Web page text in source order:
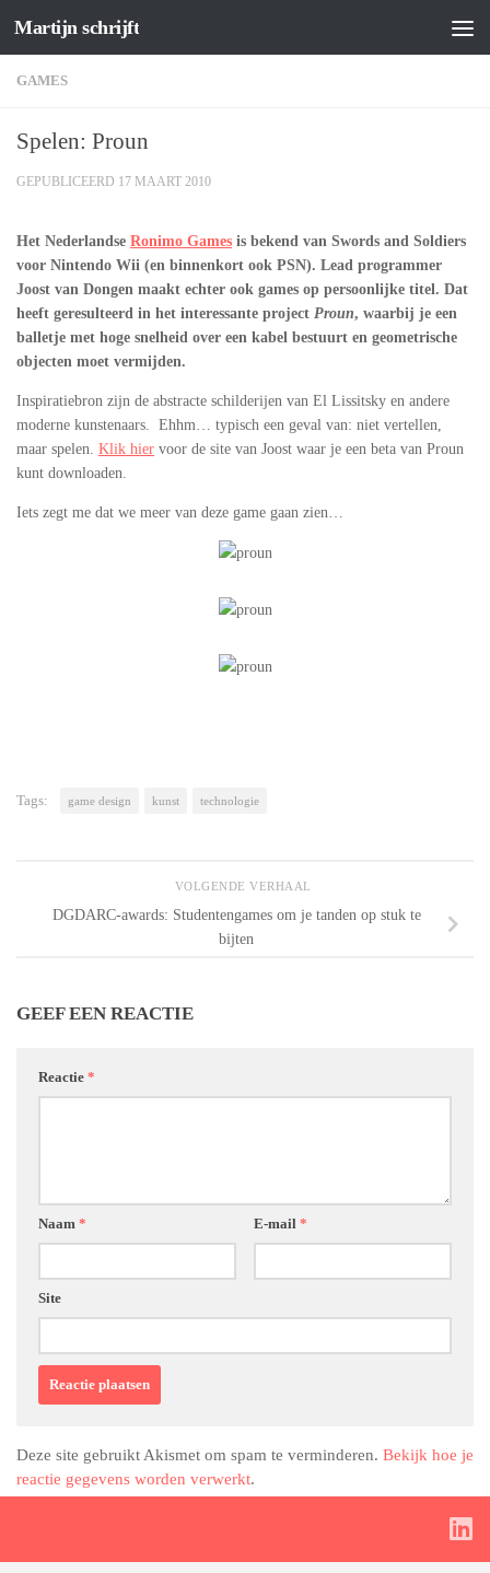
Doorgaan naar inhoud
Martijn schrijft
GAMES
Spelen: Proun
GEPUBLICEERD 17 MAART 2010
Het Nederlandse Ronimo Games is bekend van Swords and Soldiers
voor Nintendo Wii (en binnenkort ook PSN). Lead programmer
Joost van Dongen maakt echter ook games op persoonlijke titel. Dat
heeft geresulteerd in het interessante project Proun, waarbij je een
balletje met hoge snelheid over een kabel bestuurt en geometrische
objecten moet vermijden.
Inspiratiebron zijn de abstracte schilderijen van El Lissitsky en andere
moderne kunstenaars. Ehhm… typisch een geval van: niet vertellen,
maar spelen. Klik hier voor de site van Joost waar je een beta van Proun
kunt downloaden.
Iets zegt me dat we meer van deze game gaan zien…
Tags: game design kunst technologie
VOLGENDE VERHAAL
DGDARC-awards: Studentengames om je tanden op stuk te
bijten
GEEF EEN REACTIE
Reactie *
Naam * E-mail *
Site
Deze site gebruikt Akismet om spam te verminderen. Bekijk hoe je
reactie gegevens worden verwerkt.